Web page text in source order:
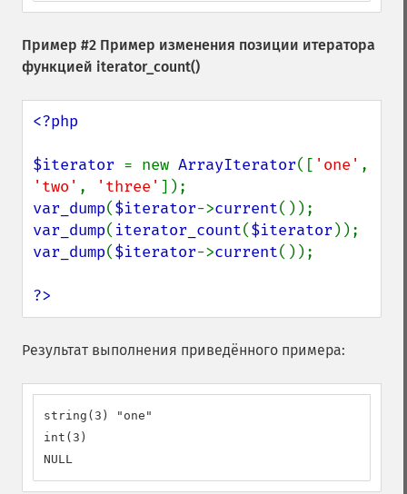
Пример #2 Пример изменения позиции итератора
функцией iterator_count()
<?php
$iterator = new ArrayIterator([ 'one'
'two' , 'three'
var_dump($iterator->current
var_dump( iterator_count($iterator
var_dump($iterator->current());
?>
Результат выполнения приведённого примера:
string(3) "one"
int(3)
NULL